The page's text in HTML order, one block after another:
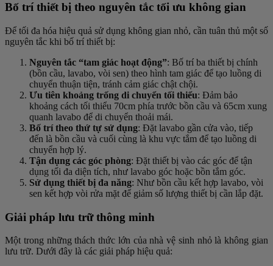
Bố trí thiết bị theo nguyên tắc tối ưu không gian
Để tối đa hóa hiệu quả sử dụng không gian nhỏ, cần tuân thủ một số
nguyên tắc khi bố trí thiết bị:
Nguyên tắc “tam giác hoạt động”: Bố trí ba thiết bị chính
(bồn cầu, lavabo, vòi sen) theo hình tam giác để tạo luồng di
chuyển thuận tiện, tránh cảm giác chật chội.
Ưu tiên khoảng trống di chuyển tối thiểu: Đảm bảo
khoảng cách tối thiểu 70cm phía trước bồn cầu và 65cm xung
quanh lavabo để di chuyển thoải mái.
Bố trí theo thứ tự sử dụng: Đặt lavabo gần cửa vào, tiếp
đến là bồn cầu và cuối cùng là khu vực tắm để tạo luồng di
chuyển hợp lý.
Tận dụng các góc phòng: Đặt thiết bị vào các góc để tận
dụng tối đa diện tích, như lavabo góc hoặc bồn tắm góc.
Sử dụng thiết bị đa năng: Như bồn cầu kết hợp lavabo, vòi
sen kết hợp vòi rửa mặt để giảm số lượng thiết bị cần lắp đặt.
Giải pháp lưu trữ thông minh
Một trong những thách thức lớn của nhà vệ sinh nhỏ là không gian
lưu trữ. Dưới đây là các giải pháp hiệu quả: